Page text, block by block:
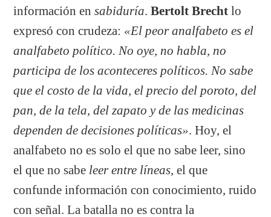
información ensabiduría .Bertolt Brecht lo
expresó con crudeza: «El peor analfabeto es el
analfabeto político. No oye, no habla, no
participa de los aconteceres políticos. No sabe
que el costo de la vida, el precio del poroto, del
pan, de la tela, del zapato y de las medicinas
dependen de decisiones políticas» . Hoy, el
analfabeto no es solo el que no sabe leer, sino
el que no sabe leer entre líneas , el que
confunde información con conocimiento, ruido
con señal. La batalla no es contra la